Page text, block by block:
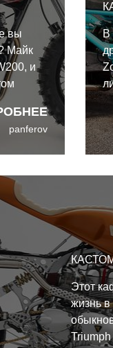
вы
Майк
и
что
в
panferov
В
КАСТОМ
Этот
жизнь в